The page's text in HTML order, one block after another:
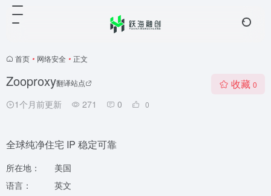
首页 • 网络安全 • 正文
Zooproxy翻译站点
1个月前更新 271 0 0
收藏 0
全球纯净住宅 IP 稳定可靠
所在地：
美国
语言：
英文